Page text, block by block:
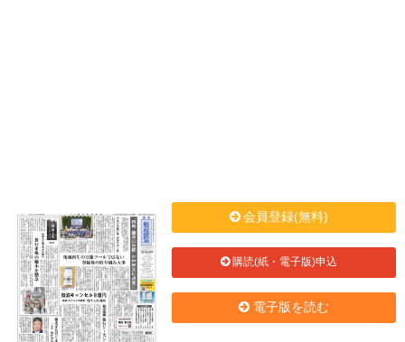
会員登録(無料)
購読(紙・電子版)申込
電子版を読む